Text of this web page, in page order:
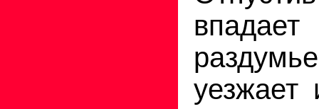
уезжает